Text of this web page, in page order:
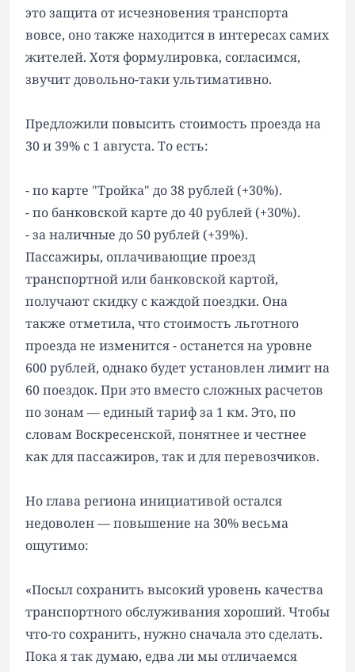
это защита от исчезновения транспорта
вовсе, оно также находится в интересах самих
жителей. Хотя формулировка, согласимся,
звучит довольно-таки ультимативно.
Предложили повысить стоимость проезда на
30 и 39% с 1 августа. То есть:
- по карте "Тройка" до 38 рублей (+30%).
- по банковской карте до 40 рублей (+30%).
- за наличные до 50 рублей (+39%).
Пассажиры, оплачивающие проезд
транспортной или банковской картой,
получают скидку с каждой поездки. Она
также отметила, что стоимость льготного
проезда не изменится - останется на уровне
600 рублей, однако будет установлен лимит на
60 поездок. При это вместо сложных расчетов
по зонам — единый тариф за 1 км. Это, по
словам Воскресенской, понятнее и честнее
как для пассажиров, так и для перевозчиков.
Но глава региона инициативой остался
недоволен — повышение на 30% весьма
ощутимо:
«Посыл сохранить высокий уровень качества
транспортного обслуживания хороший. Чтобы
что-то сохранить, нужно сначала это сделать.
Пока я так думаю, едва ли мы отличаемся